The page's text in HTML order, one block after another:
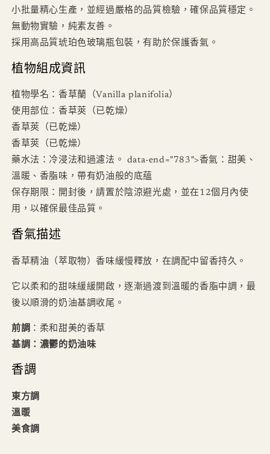
小批量精心生產，並經過嚴格的品質檢驗，確保品質穩定。
無動物實驗，純素友善。
採用高品質琥珀色玻璃瓶包裝，有助於保護香氣。
植物組成資訊
植物學名：香草蘭（Vanilla planifolia）
使用部位：香草莢（已乾燥）
香草莢（已乾燥）
香草莢（已乾燥）
藥水法：冷浸法和過濾法。 data-end="783">香氣：甜美、
溫暖、香脂味，帶有奶油般的底蘊
保存期限：開封後，請置於陰涼避光處，並在12個月內使
用，以確保最佳品質。
香氣描述
香草精油（萃取物）香味緩慢釋放，在調配中留香持久。
它以柔和的甜味緩緩開啟，逐漸過渡到溫暖的香脂中調，最
後以順滑的奶油基調收尾。
前調 ：柔和甜美的香草
基調 ：濃鬱的奶油味
香調
東方調
溫暖
美食調